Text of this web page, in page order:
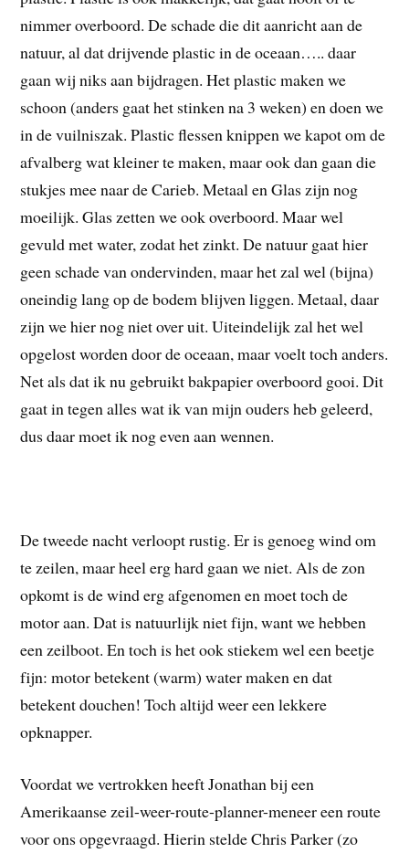
nimmer overboord. De schade die dit aanricht aan de
natuur, al dat drijvende plastic in de oceaan….. daar
gaan wij niks aan bijdragen. Het plastic maken we
schoon (anders gaat het stinken na 3 weken) en doen we
in de vuilniszak. Plastic flessen knippen we kapot om de
afvalberg wat kleiner te maken, maar ook dan gaan die
stukjes mee naar de Carieb. Metaal en Glas zijn nog
moeilijk. Glas zetten we ook overboord. Maar wel
gevuld met water, zodat het zinkt. De natuur gaat hier
geen schade van ondervinden, maar het zal wel (bijna)
oneindig lang op de bodem blijven liggen. Metaal, daar
zijn we hier nog niet over uit. Uiteindelijk zal het wel
opgelost worden door de oceaan, maar voelt toch anders.
Net als dat ik nu gebruikt bakpapier overboord gooi. Dit
gaat in tegen alles wat ik van mijn ouders heb geleerd,
dus daar moet ik nog even aan wennen.
De tweede nacht verloopt rustig. Er is genoeg wind om
te zeilen, maar heel erg hard gaan we niet. Als de zon
opkomt is de wind erg afgenomen en moet toch de
motor aan. Dat is natuurlijk niet fijn, want we hebben
een zeilboot. En toch is het ook stiekem wel een beetje
fijn: motor betekent (warm) water maken en dat
betekent douchen! Toch altijd weer een lekkere
opknapper.
Voordat we vertrokken heeft Jonathan bij een
Amerikaanse zeil-weer-route-planner-meneer een route
voor ons opgevraagd. Hierin stelde Chris Parker (zo